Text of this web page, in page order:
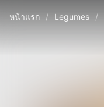
หน้าแรก / Legumes /